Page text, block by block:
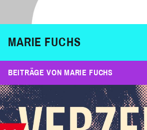
MARIE FUCHS
BEITRÄGE VON MARIE FUCHS